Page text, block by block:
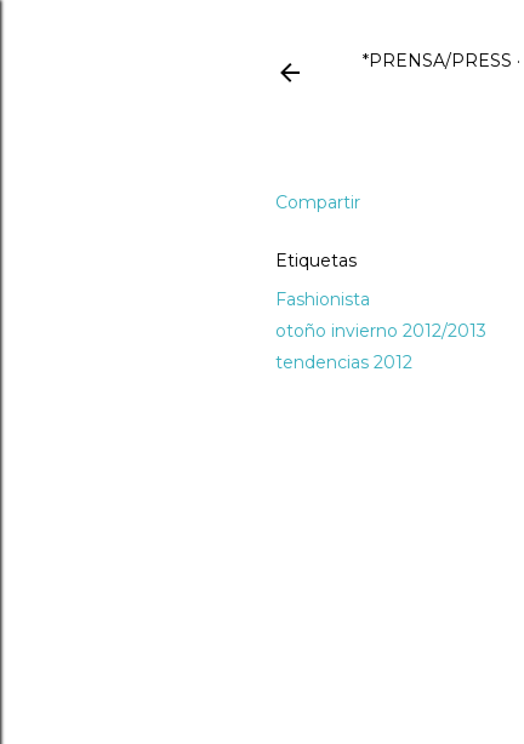
*PRENSA/PRESS
Compartir
Etiquetas
Fashionista
otoño invierno 2012/2013
tendencias 2012